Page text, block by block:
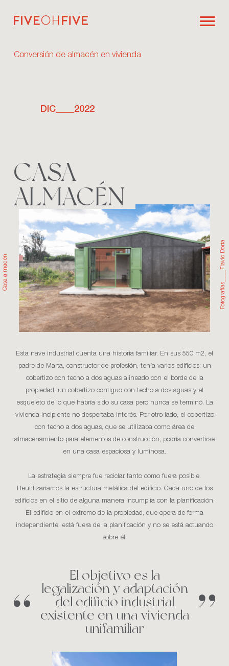
Conversión de almacén en vivienda
DIC____2022
CASA
ALMACÉN
Casa
almacén Fotografías____Flavio Dorta
Esta nave industrial cuenta una historia familiar. En sus 550 m2, el
padre de Marta, constructor de profesión, tenía varios edificios: un
cobertizo con techo a dos aguas alineado con el borde de la
propiedad, un cobertizo contiguo con techo a dos aguas y el
esqueleto de lo que habría sido su casa pero nunca se terminó. La
vivienda incipiente no despertaba interés. Por otro lado, el cobertizo
con techo a dos aguas, que se utilizaba como área de
almacenamiento para elementos de construcción, podría convertirse
en una casa espaciosa y luminosa.
La estrategia siempre fue reciclar tanto como fuera posible.
Reutilizaríamos la estructura metálica del edificio. Cada uno de los
edificios en el sitio de alguna manera incumplía con la planificación.
El edificio en el extremo de la propiedad, que opera de forma
independiente, está fuera de la planificación y no se está actuando
sobre él.
El objetivo es la
legalización y adaptación
del edificio industrial
existente en una vivienda
unifamiliar